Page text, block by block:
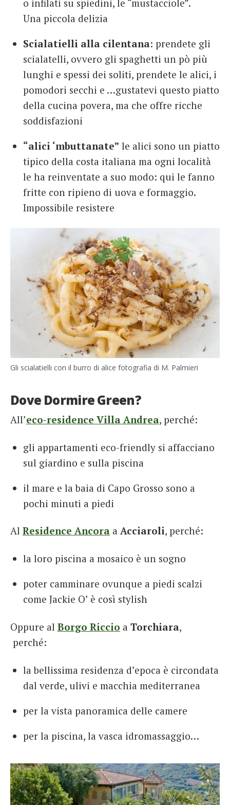
o infilati su spiedini, le “mustacciole”.
Una piccola delizia
Scialatielli alla cilentana: prendete gli
scialatelli, ovvero gli spaghetti un pò più
lunghi e spessi dei soliti, prendete le alici, i
pomodori secchi e …gustatevi questo piatto
della cucina povera, ma che offre ricche
soddisfazioni
“alici ‘mbuttanate” le alici sono un piatto
tipico della costa italiana ma ogni località
le ha reinventate a suo modo: qui le fanno
fritte con ripieno di uova e formaggio.
Impossibile resistere
Gli scialatielli con il burro di alice fotografia di M. Palmieri
Dove Dormire Green?
All’eco-residence Villa Andrea, perché:
gli appartamenti eco-friendly si affacciano
sul giardino e sulla piscina
il mare e la baia di Capo Grosso sono a
pochi minuti a piedi
Al Residence Ancora a Acciaroli, perché:
la loro piscina a mosaico è un sogno
poter camminare ovunque a piedi scalzi
come Jackie O’ è così stylish
Oppure al Borgo Riccio a Torchiara,
perché:
la bellissima residenza d’epoca è circondata
dal verde, ulivi e macchia mediterranea
per la vista panoramica delle camere
per la piscina, la vasca idromassaggio…